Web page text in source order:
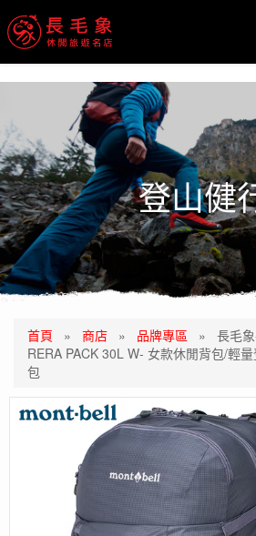
登山健
首頁 » 商店 » 品牌專區 » 長毛
RERA PACK 30L W- 女款休閒背包/輕
包